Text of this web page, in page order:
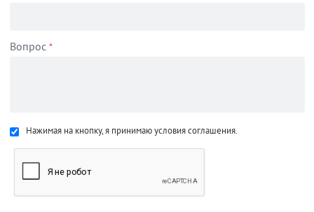
Вопрос *
Нажимая на кнопку, я принимаю условия соглашения.